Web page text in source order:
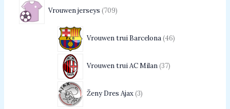
Vrouwen jerseys 709
Vrouwen trui Barcelona 46
Vrouwen trui AC Milan 37
Ženy Dres Ajax 3